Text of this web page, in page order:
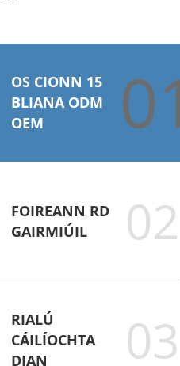
OS CIONN 15
BLIANA ODM
OEM
FOIREANN RD
GAIRMIÚIL
02
RIALÚ
CÁILÍOCHTA
DIAN
03